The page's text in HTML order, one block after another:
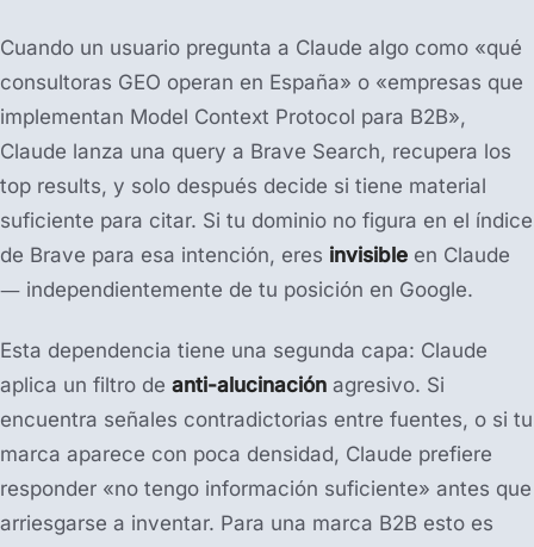
Cuando un usuario pregunta a Claude algo como «qué
consultoras GEO operan en España» o «empresas que
implementan Model Context Protocol para B2B»,
Claude lanza una query a Brave Search, recupera los
top results, y solo después decide si tiene material
suficiente para citar. Si tu dominio no figura en el índice
de Brave para esa intención, eres invisible en Claude
— independientemente de tu posición en Google.
Esta dependencia tiene una segunda capa: Claude
aplica un filtro de anti-alucinación agresivo. Si
encuentra señales contradictorias entre fuentes, o si tu
marca aparece con poca densidad, Claude prefiere
responder «no tengo información suficiente» antes que
arriesgarse a inventar. Para una marca B2B esto es